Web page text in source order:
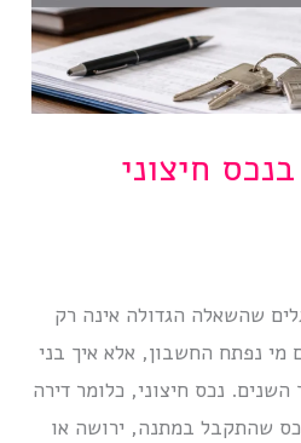
חיצוני
שהשאלה הגדולה אינה רק
נפתח החשבון, אלא איך בני
השנים. נכס חיצוני, כלומר דירה
שהתקבל במתנה, ירושה או